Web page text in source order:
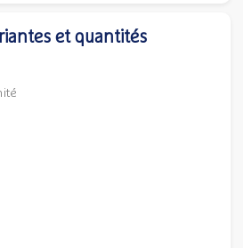
et quantités